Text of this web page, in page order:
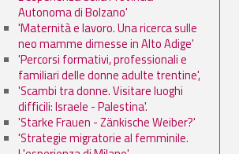
Autonoma di Bolzano'
'Maternità e lavoro. Una ricerca sulle
neo mamme dimesse in Alto Adige'
'Percorsi formativi, professionali e
familiari delle donne adulte trentine',
'Scambi tra donne. Visitare luoghi
difficili: Israele - Palestina'.
'Starke Frauen - Zänkische Weiber?'
'Strategie migratorie al femminile.